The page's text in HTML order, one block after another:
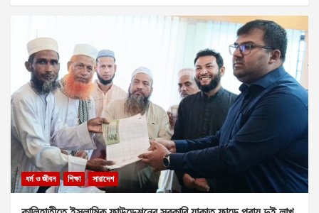
ধর্ম ও জীবন শিক্ষা সারাদেশ